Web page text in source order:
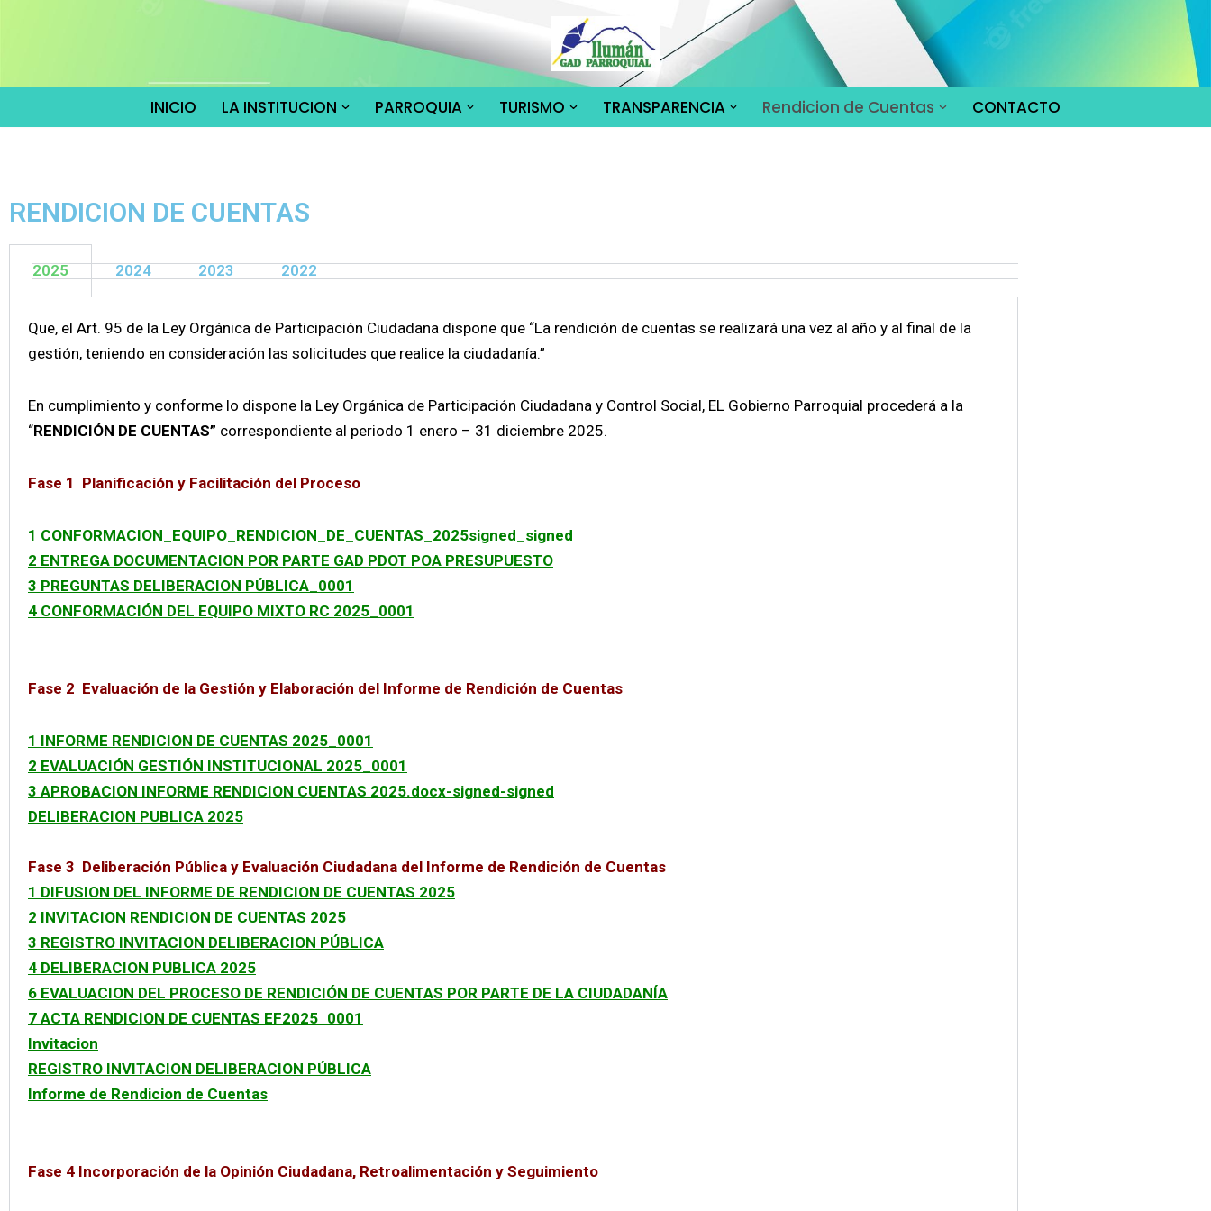
INICIO LA INSTITUCION PARROQUIA TURISMO TRANSPARENCIA Rendicion de Cuentas CONTACTO
RENDICION DE CUENTAS
2025 2024 2023 2022
Que, el Art. 95 de la Ley Orgánica de Participación Ciudadana dispone que “La rendición de cuentas se realizará una vez al año y al final de la
gestión, teniendo en consideración las solicitudes que realice la ciudadanía.”
En cumplimiento y conforme lo dispone la Ley Orgánica de Participación Ciudadana y Control Social, EL Gobierno Parroquial procederá a la
“RENDICIÓN DE CUENTAS” correspondiente al periodo 1 enero – 31 diciembre 2025.
Fase 1 Planificación y Facilitación del Proceso
1 CONFORMACION_EQUIPO_RENDICION_DE_CUENTAS_2025signed_signed
2 ENTREGA DOCUMENTACION POR PARTE GAD PDOT POA PRESUPUESTO
3 PREGUNTAS DELIBERACION PÚBLICA_0001
4 CONFORMACIÓN DEL EQUIPO MIXTO RC 2025_0001
Fase 2 Evaluación de la Gestión y Elaboración del Informe de Rendición de Cuentas
1 INFORME RENDICION DE CUENTAS 2025_0001
2 EVALUACIÓN GESTIÓN INSTITUCIONAL 2025_0001
3 APROBACION INFORME RENDICION CUENTAS 2025.docx-signed-signed
DELIBERACION PUBLICA 2025
Fase 3 Deliberación Pública y Evaluación Ciudadana del Informe de Rendición de Cuentas
1 DIFUSION DEL INFORME DE RENDICION DE CUENTAS 2025
2 INVITACION RENDICION DE CUENTAS 2025
3 REGISTRO INVITACION DELIBERACION PÚBLICA
4 DELIBERACION PUBLICA 2025
6 EVALUACION DEL PROCESO DE RENDICIÓN DE CUENTAS POR PARTE DE LA CIUDADANÍA
7 ACTA RENDICION DE CUENTAS EF2025_0001
Invitacion
REGISTRO INVITACION DELIBERACION PÚBLICA
Informe de Rendicion de Cuentas
Fase 4 Incorporación de la Opinión Ciudadana, Retroalimentación y Seguimiento